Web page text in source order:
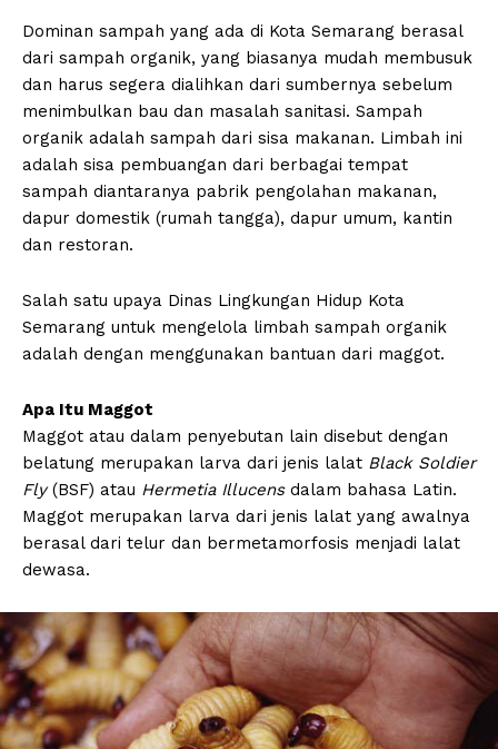
Dominan sampah yang ada di Kota Semarang berasal
dari sampah organik, yang biasanya mudah membusuk
dan harus segera dialihkan dari sumbernya sebelum
menimbulkan bau dan masalah sanitasi. Sampah
organik adalah sampah dari sisa makanan. Limbah ini
adalah sisa pembuangan dari berbagai tempat
sampah diantaranya pabrik pengolahan makanan,
dapur domestik (rumah tangga), dapur umum, kantin
dan restoran.
Salah satu upaya Dinas Lingkungan Hidup Kota
Semarang untuk mengelola limbah sampah organik
adalah dengan menggunakan bantuan dari maggot.
Apa Itu Maggot
Maggot atau dalam penyebutan lain disebut dengan
belatung merupakan larva dari jenis lalat Black Soldier
Fly(BSF) atau Hermetia Illucensdalam bahasa Latin.
Maggot merupakan larva dari jenis lalat yang awalnya
berasal dari telur dan bermetamorfosis menjadi lalat
dewasa.